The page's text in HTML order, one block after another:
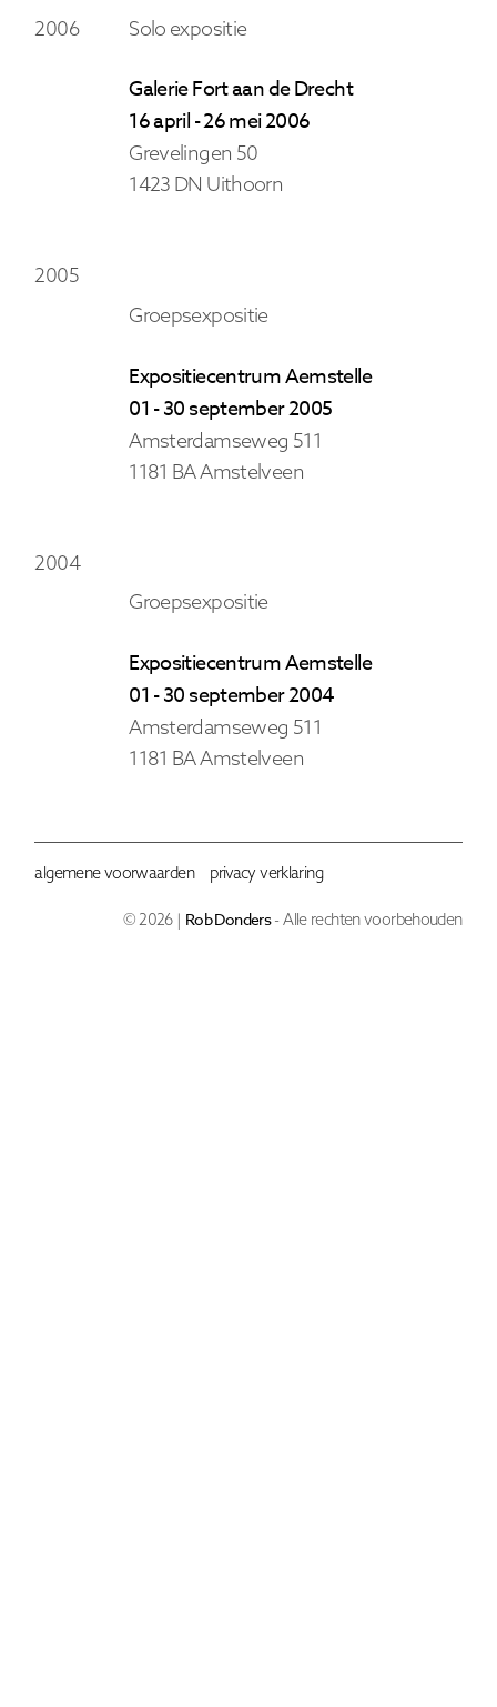
2004
Groepsexpositie
Expositiecentrum Aemstelle
01 - 30 september 2004
Amsterdamseweg 511
1181 BA Amstelveen
2005
Groepsexpositie
Expositiecentrum Aemstelle
01 - 30 september 2005
Amsterdamseweg 511
1181 BA Amstelveen
2006 Solo expositie
Galerie Fort aan de Drecht
16 april - 26 mei 2006
Grevelingen 50
1423 DN Uithoorn
algemene voorwaarden privacy verklaring
© 2026 | Rob Donders- Alle rechten voorbehouden